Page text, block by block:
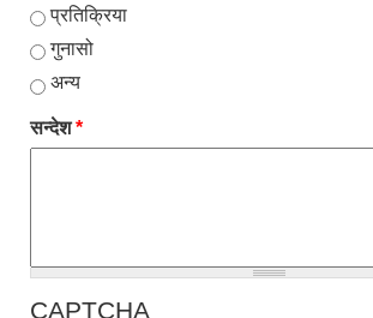
प्रतिक्रिया
गुनासो
अन्य
सन्देश*
CAPTCHA